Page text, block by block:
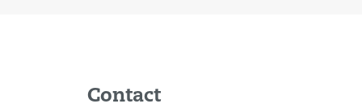
Contact